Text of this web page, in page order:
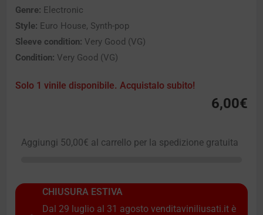
Genre: Electronic
Style: Euro House, Synth-pop
Sleeve condition: Very Good (VG)
Condition: Very Good (VG)
Solo 1 vinile disponibile. Acquistalo subito!
6,00€
Aggiungi 50,00€ al carrello per la spedizione gratuita
CHIUSURA ESTIVA
Dal 29 luglio al 31 agosto venditaviniliusati.it è